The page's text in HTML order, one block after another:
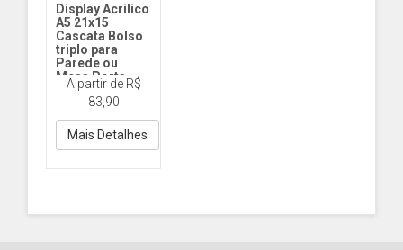
Display Acrilico
A5 21x15
Cascata Bolso
triplo para
Parede ou
Mesa Porta
Folders, Flyers
DY486 A5 Cascata
Acrilico
A partir de R$
83,90
Mais Detalhes